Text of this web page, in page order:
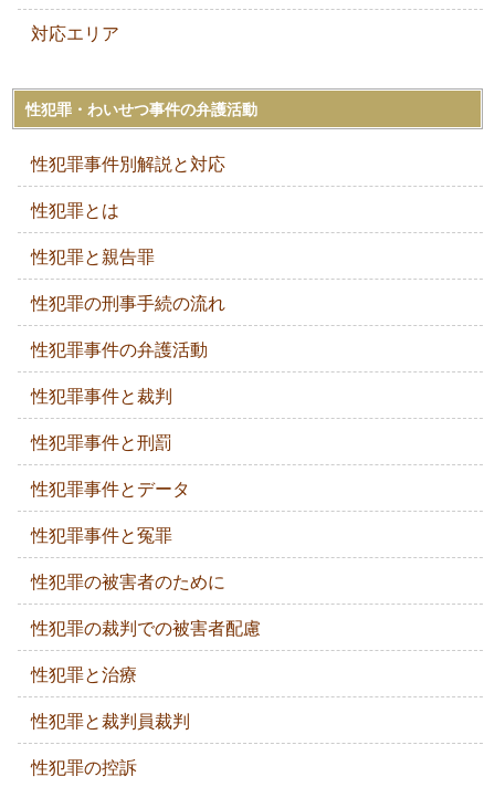
対応エリア
性犯罪・わいせつ事件の弁護活動
性犯罪事件別解説と対応
性犯罪とは
性犯罪と親告罪
性犯罪の刑事手続の流れ
性犯罪事件の弁護活動
性犯罪事件と裁判
性犯罪事件と刑罰
性犯罪事件とデータ
性犯罪事件と冤罪
性犯罪の被害者のために
性犯罪の裁判での被害者配慮
性犯罪と治療
性犯罪と裁判員裁判
性犯罪の控訴